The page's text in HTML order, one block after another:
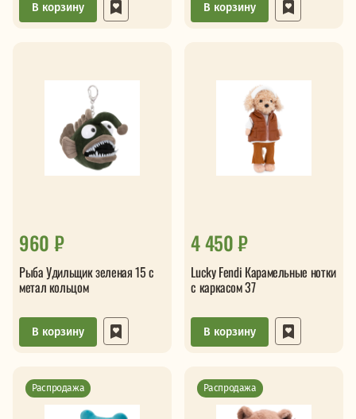
В корзину В корзину
960 ₽
Рыба Удильщик зеленая 15 с
метал кольцом
В корзину
4 450 ₽
Lucky Fendi Карамельные нотки
с каркасом 37
В корзину
Распродажа Распродажа